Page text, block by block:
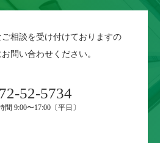
相談を受け付けておりますの
問い合わせください。
52-5734
間 9:00〜17:00〔平日〕